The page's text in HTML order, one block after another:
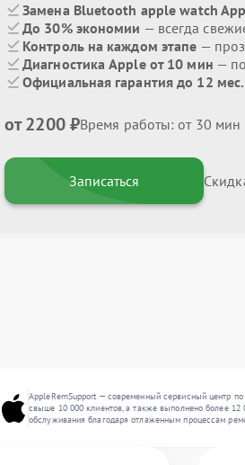
Замена Bluetooth apple watch
До 30% экономии — всегда
Контроль на каждом этапе —
Диагностика Apple от 10 мин —
Официальная гарантия до 12 мес.
от 2200 ₽Время работы: от 30 мин
Записаться
AppleRemSupport — современный сервисный центр
свыше 10 000 клиентов, а также выполнено более 12
обслуживания благодаря отлаженным процессам